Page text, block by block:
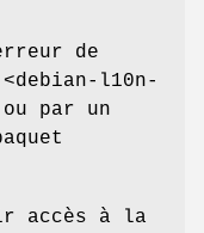
de
l10n-
par un
accès à la